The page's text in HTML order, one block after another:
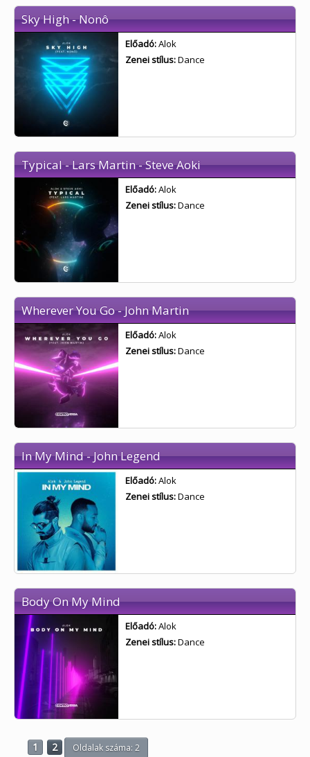
Sky High - Nonô
Előadó:Alok
Zenei stílus:Dance
Typical - Lars Martin - Steve Aoki
Előadó:Alok
Zenei stílus:Dance
Wherever You Go - John Martin
Előadó:Alok
Zenei stílus:Dance
In My Mind - John Legend
Előadó:Alok
Zenei stílus:Dance
Body On My Mind
Előadó:Alok
Zenei stílus:Dance
1 2 Oldalak száma: 2